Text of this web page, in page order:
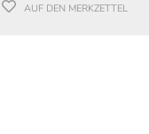
AUF DEN MERKZETTEL